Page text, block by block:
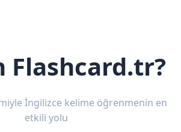
Flashcard.tr?
İngilizce kelime öğrenmenin en
etkili yolu